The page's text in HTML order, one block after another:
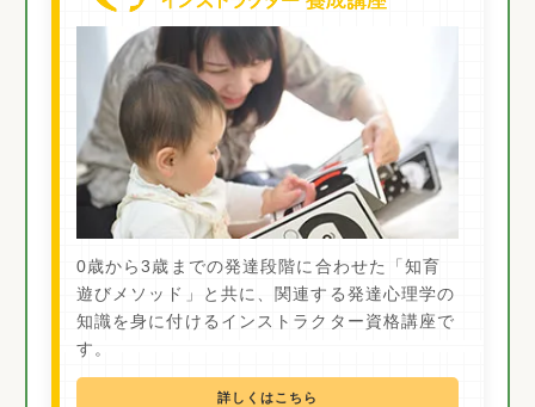
0歳から3歳までの発達段階に合わせた「知育
遊びメソッド」と共に、関連する発達心理学の
知識を身に付けるインストラクター資格講座で
す。
詳しくはこちら